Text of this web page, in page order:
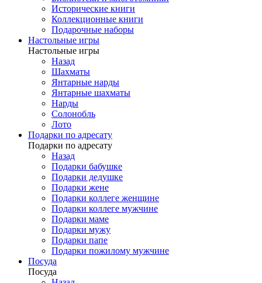
Исторические книги
Коллекционные книги
Подарочные наборы
Настольные игры
Настольные игры
Назад
Шахматы
Янтарные нарды
Янтарные шахматы
Нарды
Солонобль
Лото
Подарки по адресату
Подарки по адресату
Назад
Подарки бабушке
Подарки дедушке
Подарки жене
Подарки коллеге женщине
Подарки коллеге мужчине
Подарки маме
Подарки мужу
Подарки папе
Подарки пожилому мужчине
Посуда
Посуда